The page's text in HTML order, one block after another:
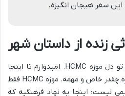
این سفر هیجان انگیزه.
زنده از داستان شهر
رسیدیم به آخر این سفرمون تو دل موزه HCMC. امیدوارم تا اینجا
متوجه شده باشی که این موزه چقدر خاص و مهمه. موزه HCMC فقط
نیست؛ اینجا یه نهاد فرهنگیه که